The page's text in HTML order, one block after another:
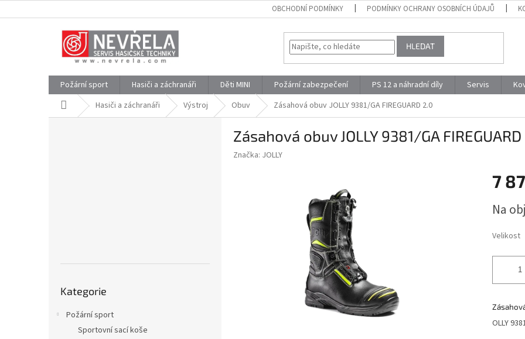
na
OBCHODNÍ PODMÍNKY PODMÍNKY OCHRANY OSOBNÍCH ÚDAJŮ
HLEDAT
Požární sport Hasiči a záchranáři Děti MINI Požární zabezpečení PS 12 a náhradní díly Servis
Domů Hasiči a záchranáři Výstroj Obuv Zásahová obuv JOLLY 9381/GA FIREGUARD 2.0
kategorie
Kategorie
Požární sport
Sportovní sací koše
Zásahová obuv JOLLY 9381/GA
Značka: JOLLY
7
cena:
Na
Velikost
OLLY